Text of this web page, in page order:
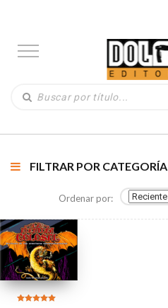
FILTRAR POR CATEGORÍA
Ordenar por: